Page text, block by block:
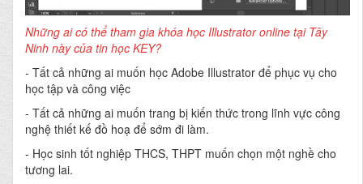
Những ai có thể tham gia khóa học Illustrator online tại Tây
Ninh này của tin học KEY?
- Tất cả những ai muốn học Adobe Illustrator để phục vụ cho
học tập và công việc
- Tất cả những ai muốn trang bị kiến thức trong lĩnh vực công
nghệ thiết kế đồ hoạ để sớm đi làm.
- Học sinh tốt nghiệp THCS, THPT muốn chọn một nghề cho
tương lai.